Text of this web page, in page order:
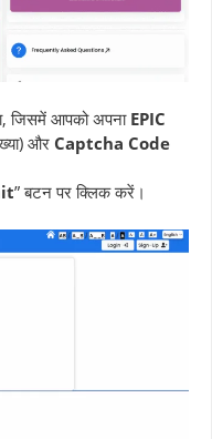
जिसमें आपको अपना EPIC
और Captcha Code
” बटन पर क्लिक करें।